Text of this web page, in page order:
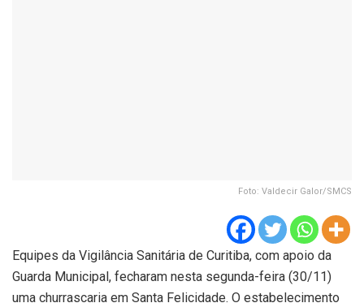
Foto: Valdecir Galor/SMCS
Equipes da Vigilância Sanitária de Curitiba, com apoio da
Guarda Municipal, fecharam nesta segunda-feira (30/11)
uma churrascaria em Santa Felicidade. O estabelecimento